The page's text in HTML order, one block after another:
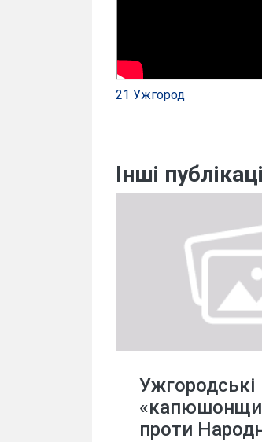
21 Ужгород
Інші
Ужгородські
проти